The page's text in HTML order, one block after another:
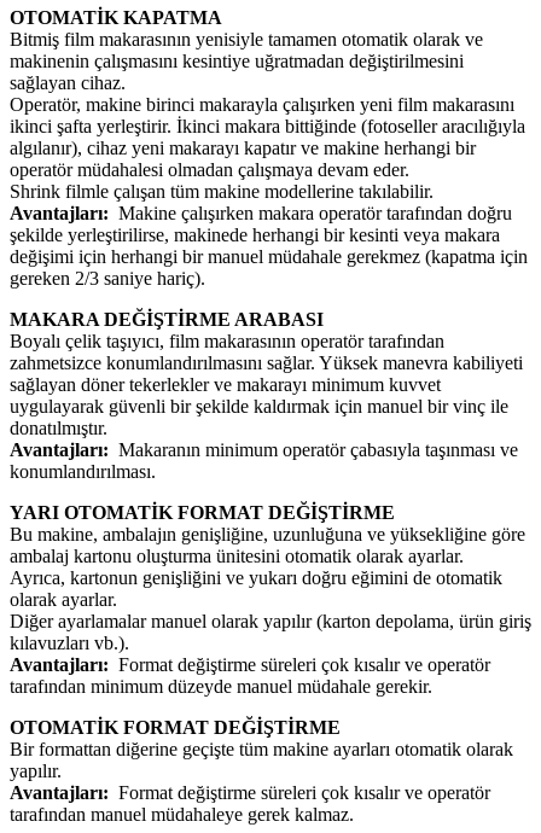
OTOMATİK KAPATMA
Bitmiş film makarasının yenisiyle tamamen otomatik olarak ve
makinenin çalışmasını kesintiye uğratmadan değiştirilmesini
sağlayan cihaz.
Operatör, makine birinci makarayla çalışırken yeni film makarasını
ikinci şafta yerleştirir. İkinci makara bittiğinde (fotoseller aracılığıyla
algılanır), cihaz yeni makarayı kapatır ve makine herhangi bir
operatör müdahalesi olmadan çalışmaya devam eder.
Shrink filmle çalışan tüm makine modellerine takılabilir.
Avantajları: Makine çalışırken makara operatör tarafından doğru
şekilde yerleştirilirse, makinede herhangi bir kesinti veya makara
değişimi için herhangi bir manuel müdahale gerekmez (kapatma için
gereken 2/3 saniye hariç).
MAKARA DEĞİŞTİRME ARABASI
Boyalı çelik taşıyıcı, film makarasının operatör tarafından
zahmetsizce konumlandırılmasını sağlar. Yüksek manevra kabiliyeti
sağlayan döner tekerlekler ve makarayı minimum kuvvet
uygulayarak güvenli bir şekilde kaldırmak için manuel bir vinç ile
donatılmıştır.
Avantajları: Makaranın minimum operatör çabasıyla taşınması ve
konumlandırılması.
YARI OTOMATİK FORMAT DEĞİŞTİRME
Bu makine, ambalajın genişliğine, uzunluğuna ve yüksekliğine göre
ambalaj kartonu oluşturma ünitesini otomatik olarak ayarlar.
Ayrıca, kartonun genişliğini ve yukarı doğru eğimini de otomatik
olarak ayarlar.
Diğer ayarlamalar manuel olarak yapılır (karton depolama, ürün giriş
kılavuzları vb.).
Avantajları: Format değiştirme süreleri çok kısalır ve operatör
tarafından minimum düzeyde manuel müdahale gerekir.
OTOMATİK FORMAT DEĞİŞTİRME
Bir formattan diğerine geçişte tüm makine ayarları otomatik olarak
yapılır.
Avantajları: Format değiştirme süreleri çok kısalır ve operatör
tarafından manuel müdahaleye gerek kalmaz.